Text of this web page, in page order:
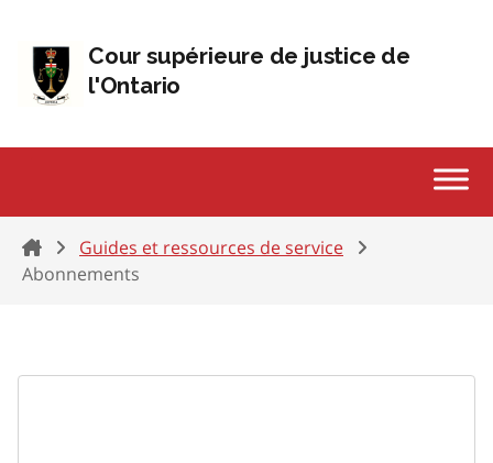
Cour supérieure de justice de
l'Ontario
HomeGuides et ressources de service
Abonnements